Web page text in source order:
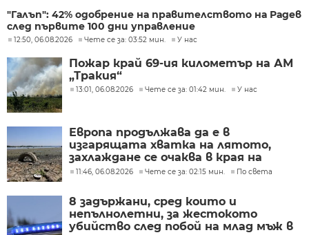
"Галъп": 42% одобрение на правителството на Радев
след първите 100 дни управление
12:50, 06.08.2026 Чете се за: 03:52 мин. У нас
Пожар край 69-ия километър на АМ
„Тракия“
13:01, 06.08.2026 Чете се за: 01:42 мин. У нас
Европа продължава да е в
изгарящата хватка на лятото,
захлаждане се очаква в края на
седмицата
11:46, 06.08.2026 Чете се за: 02:15 мин. По света
8 задържани, сред които и
непълнолетни, за жестокото
убийство след побой на млад мъж в